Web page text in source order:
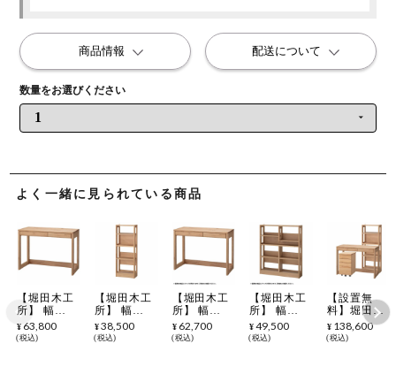
よく一緒に見られている商品
【堀田木工
所】 幅
100cm カル
ロ デスク
¥ 63,800
税込
【堀田木工
所】 幅
45cm カル
ロ 45ラック
¥38,500
税込
【堀田木工
所】 幅
90cm カル
ロ デスク
¥ 62,700
税込
【堀田木工
所】 幅
90cm カル
ロ 45ラック
¥ 49,500
税込
【設置無
料】堀田木
工所 幅
100cm カル
¥ 138,600
税込
商品情報 配送について